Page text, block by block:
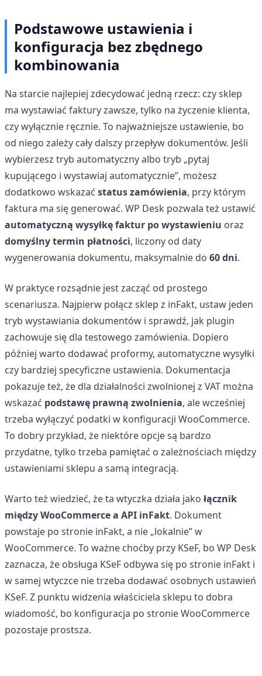
Podstawowe ustawienia i
konfiguracja bez zbędnego
kombinowania
Na starcie najlepiej zdecydować jedną rzecz: czy sklep
ma wystawiać faktury zawsze, tylko na życzenie klienta,
czy wyłącznie ręcznie. To najważniejsze ustawienie, bo
od niego zależy cały dalszy przepływ dokumentów. Jeśli
wybierzesz tryb automatyczny albo tryb „pytaj
kupującego i wystawiaj automatycznie”, możesz
dodatkowo wskazać status zamówienia, przy którym
faktura ma się generować. WP Desk pozwala też ustawić
automatyczną wysyłkę faktur po wystawieniu oraz
domyślny termin płatności, liczony od daty
wygenerowania dokumentu, maksymalnie do 60 dni.
W praktyce rozsądnie jest zacząć od prostego
scenariusza. Najpierw połącz sklep z inFakt, ustaw jeden
tryb wystawiania dokumentów i sprawdź, jak plugin
zachowuje się dla testowego zamówienia. Dopiero
później warto dodawać proformy, automatyczne wysyłki
czy bardziej specyficzne ustawienia. Dokumentacja
pokazuje też, że dla działalności zwolnionej z VAT można
wskazać podstawę prawną zwolnienia, ale wcześniej
trzeba wyłączyć podatki w konfiguracji WooCommerce.
To dobry przykład, że niektóre opcje są bardzo
przydatne, tylko trzeba pamiętać o zależnościach między
ustawieniami sklepu a samą integracją.
Warto też wiedzieć, że ta wtyczka działa jako łącznik
między WooCommerce a API inFakt. Dokument
powstaje po stronie inFakt, a nie „lokalnie” w
WooCommerce. To ważne choćby przy KSeF, bo WP Desk
zaznacza, że obsługa KSeF odbywa się po stronie inFakt i
w samej wtyczce nie trzeba dodawać osobnych ustawień
KSeF. Z punktu widzenia właściciela sklepu to dobra
wiadomość, bo konfiguracja po stronie WooCommerce
pozostaje prostsza.